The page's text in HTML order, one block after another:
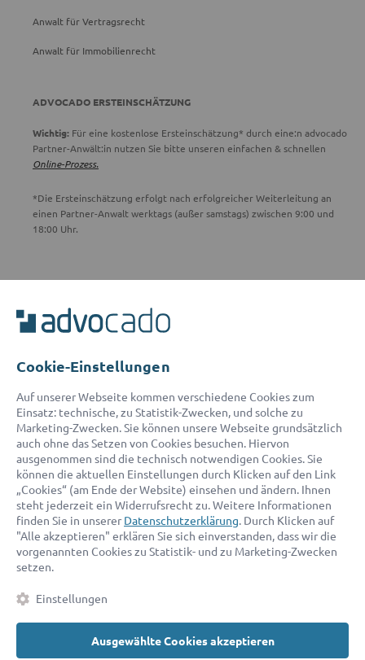
Anwalt für Vertragsrecht
Anwalt für Immobilienrecht
ADVOCADO ERSTEINSCHÄTZUNG
Wichtig: Für eine kostenlose Ersteinschätzung* durch eine:n advocado
Partner-Anwält:in nutzen Sie bitte unseren einfachen & schnellen
Online-Prozess.
*Die Ersteinschätzung erfolgt nach erfolgreicher Weiterleitung an
einen Partner-Anwalt werktags (außer samstags) zwischen 9:00 und
18:00 Uhr.
Unser Serviceteam ist von 8:00 bis 17:00 Uhr für Sie erreichbar.
E-Mail:
service@advocado.com
© 2026 advocado - einfach online den passenden Rechtsanwalt finden
Auszeichnungen:
Cookie-Einstellungen
Auf unserer Webseite kommen verschiedene Cookies zum
Einsatz: technische, zu Statistik-Zwecken, und solche zu
Marketing-Zwecken. Sie können unsere Webseite grundsätzlich
auch ohne das Setzen von Cookies besuchen. Hiervon
ausgenommen sind die technisch notwendigen Cookies. Sie
können die aktuellen Einstellungen durch Klicken auf den Link
„Cookies“ (am Ende der Website) einsehen und ändern. Ihnen
steht jederzeit ein Widerrufsrecht zu. Weitere Informationen
finden Sie in unserer Datenschutzerklärung. Durch Klicken auf
"Alle akzeptieren" erklären Sie sich einverstanden, dass wir die
vorgenannten Cookies zu Statistik- und zu Marketing-Zwecken
setzen.
Einstellungen
Ausgewählte Cookies akzeptieren